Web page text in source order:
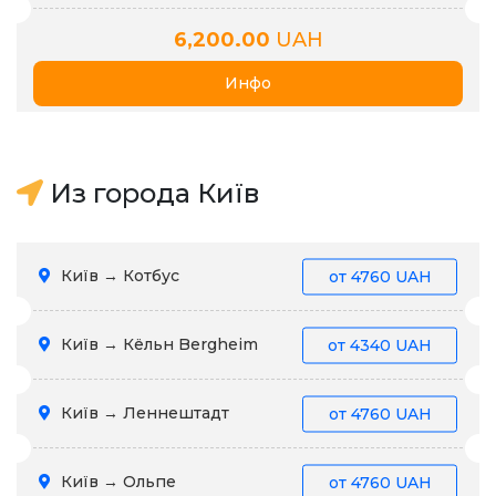
6,200.00 UAH
Инфо
Из города Київ
Київ → Котбус от 4760 UAH
Київ → Кёльн Bergheim от 4340 UAH
Київ → Леннештадт от 4760 UAH
Київ → Ольпе от 4760 UAH